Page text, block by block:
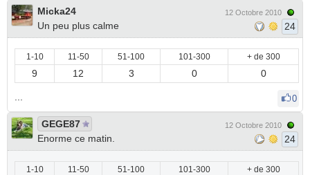
Micka24
Un peu plus calme
12 Octobre 2010
24
1-10 11-50 51-100 101-300 + de 300
9 12 3 0 0
0
GEGE87
Enorme ce matin.
12 Octobre 2010
24
1-10 11-50 51-100 101-300 + de 300